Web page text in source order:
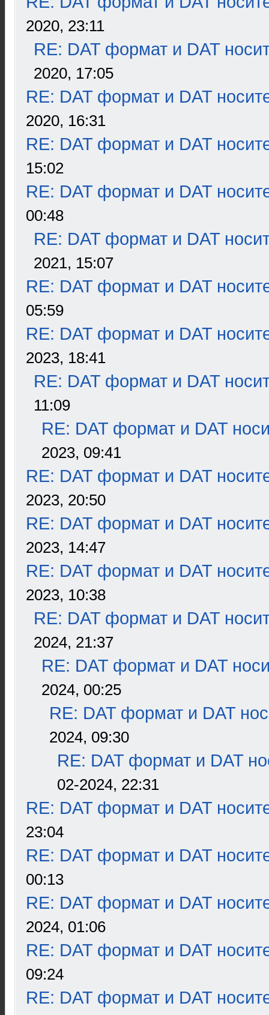
2020, 23:11
RE: DAT формат и DAT
2020, 17:05
RE: DAT формат и DAT
2020, 16:31
RE: DAT формат и DAT
15:02
RE: DAT формат и DAT
00:48
RE: DAT формат и DAT
2021, 15:07
RE: DAT формат и DAT
05:59
RE: DAT формат и DAT
2023, 18:41
RE: DAT формат и DAT
11:09
RE: DAT формат и DAT
2023, 09:41
RE: DAT формат и DAT
2023, 20:50
RE: DAT формат и DAT
2023, 14:47
RE: DAT формат и DAT
2023, 10:38
RE: DAT формат и DAT
2024, 21:37
RE: DAT формат и DAT
2024, 00:25
RE: DAT формат и DAT
2024, 09:30
RE: DAT формат и DAT
02-2024, 22:31
RE: DAT формат и DAT
23:04
RE: DAT формат и DAT
00:13
RE: DAT формат и DAT
2024, 01:06
RE: DAT формат и DAT
09:24
RE: DAT формат и DAT